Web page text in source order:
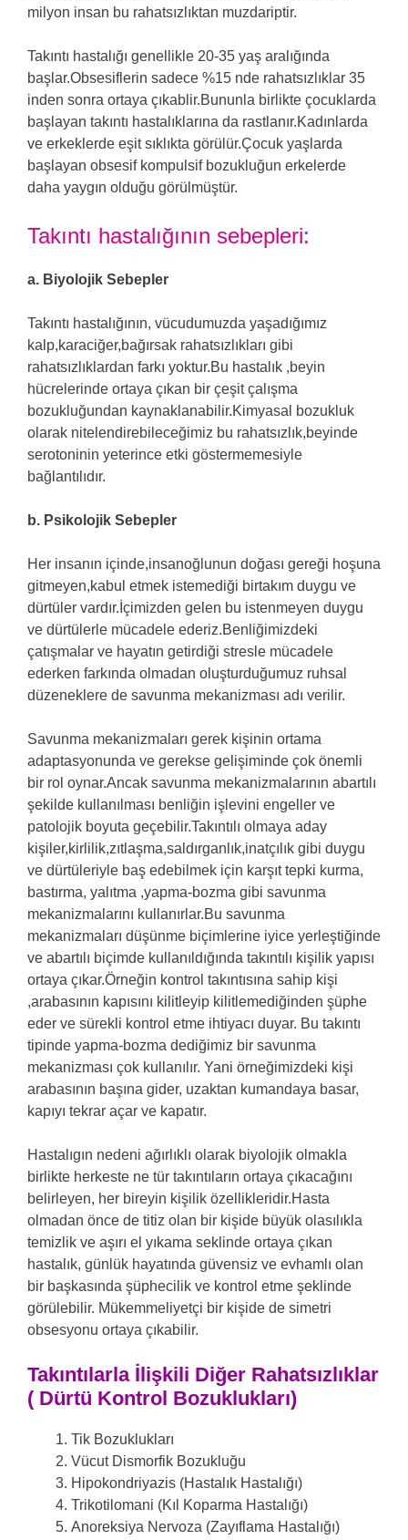
milyon insan bu rahatsızlıktan muzdariptir.
Takıntı hastalığı genellikle 20-35 yaş aralığında
başlar.Obsesiflerin sadece %15 nde rahatsızlıklar 35
inden sonra ortaya çıkablir.Bununla birlikte çocuklarda
başlayan takıntı hastalıklarına da rastlanır.Kadınlarda
ve erkeklerde eşit sıklıkta görülür.Çocuk yaşlarda
başlayan obsesif kompulsif bozukluğun erkelerde
daha yaygın olduğu görülmüştür.
Takıntı hastalığının sebepleri:
a. Biyolojik Sebepler
Takıntı hastalığının, vücudumuzda yaşadığımız
kalp,karaciğer,bağırsak rahatsızlıkları gibi
rahatsızlıklardan farkı yoktur.Bu hastalık ,beyin
hücrelerinde ortaya çıkan bir çeşit çalışma
bozukluğundan kaynaklanabilir.Kimyasal bozukluk
olarak nitelendirebileceğimiz bu rahatsızlık,beyinde
serotoninin yeterince etki göstermemesiyle
bağlantılıdır.
b. Psikolojik Sebepler
Her insanın içinde,insanoğlunun doğası gereği hoşuna
gitmeyen,kabul etmek istemediği birtakım duygu ve
dürtüler vardır.İçimizden gelen bu istenmeyen duygu
ve dürtülerle mücadele ederiz.Benliğimizdeki
çatışmalar ve hayatın getirdiği stresle mücadele
ederken farkında olmadan oluşturduğumuz ruhsal
düzeneklere de savunma mekanizması adı verilir.
Savunma mekanizmaları gerek kişinin ortama
adaptasyonunda ve gerekse gelişiminde çok önemli
bir rol oynar.Ancak savunma mekanizmalarının abartılı
şekilde kullanılması benliğin işlevini engeller ve
patolojik boyuta geçebilir.Takıntılı olmaya aday
kişiler,kirlilik,zıtlaşma,saldırganlık,inatçılık gibi duygu
ve dürtüleriyle baş edebilmek için karşıt tepki kurma,
bastırma, yalıtma ,yapma-bozma gibi savunma
mekanizmalarını kullanırlar.Bu savunma
mekanizmaları düşünme biçimlerine iyice yerleştiğinde
ve abartılı biçimde kullanıldığında takıntılı kişilik yapısı
ortaya çıkar.Örneğin kontrol takıntısına sahip kişi
,arabasının kapısını kilitleyip kilitlemediğinden şüphe
eder ve sürekli kontrol etme ihtiyacı duyar. Bu takıntı
tipinde yapma-bozma dediğimiz bir savunma
mekanizması çok kullanılır. Yani örneğimizdeki kişi
arabasının başına gider, uzaktan kumandaya basar,
kapıyı tekrar açar ve kapatır.
Hastalıgın nedeni ağırlıklı olarak biyolojik olmakla
birlikte herkeste ne tür takıntıların ortaya çıkacağını
belirleyen, her bireyin kişilik özellikleridir.Hasta
olmadan önce de titiz olan bir kişide büyük olasılıkla
temizlik ve aşırı el yıkama seklinde ortaya çıkan
hastalık, günlük hayatında güvensiz ve evhamlı olan
bir başkasında şüphecilik ve kontrol etme şeklinde
görülebilir. Mükemmeliyetçi bir kişide de simetri
obsesyonu ortaya çıkabilir.
Takıntılarla İlişkili Diğer Rahatsızlıklar
( Dürtü Kontrol Bozuklukları)
Tik Bozuklukları
Vücut Dismorfik Bozukluğu
Hipokondriyazis (Hastalık Hastalığı)
Trikotilomani (Kıl Koparma Hastalığı)
Anoreksiya Nervoza (Zayıflama Hastalığı)